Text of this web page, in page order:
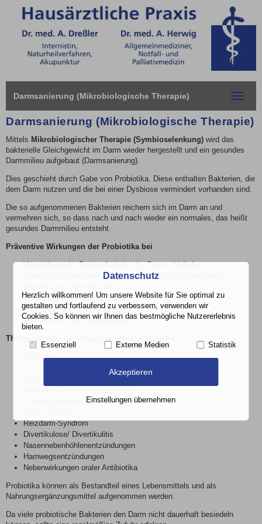
Darmsanierung (Mikrobiologische Therapie)
Toggle
Darmsanierung (Mikrobiologische Therapie)
Mittels Mikrobiologischer Therapie (Symbioselenkung) wird das
bakterielle Gleichgewicht im Darm wieder hergestellt und ein gesundes
Darmmilieu aufgebaut (Darmsanierung).
Dies geschieht durch Gabe von Probiotika. Diese enthalten Bakterien, die
dem Darm nutzen und die bei einer Dysbiose vermindert vorhanden sind.
Die so aufgenommenen Bakterien reichern sich im Darm an und
vermehren sich, so dass nach und nach wieder ein normales, das heißt
gesundes Darmmilieu entsteht.
Präventive Wirkungen der Probiotika bei
Verstärkung der Barrierefunktion der Darmschleimhaut
Virale Durchfallerkrankungen (z. B. Rota-Virus-Infektionen)
Krebsentstehung im Dickdarm
Vaginale Candida-Infektionen
Neurodermitis bei Neugeborenen
Therapeutische Wirkungen der Probiotika bei
Allergien
Symptomen der Lactoseintoleranz
Chronische Obstipation (Verstopfung)
Reizdarm-Syndrom
Divertikulose/ Divertikulitis
Nasennebenhöhlenentzündungen
Harnwegsentzündungen
Nebenwirkungen oraler Antibiotika
Probiotika können als Bestandteil eines Lebensmittels und als
Nahrungsergänzungsmittel aufgenommen werden.
Da viele probiotische Bakterien den Darm nicht dauerhaft besiedeln
Datenschutz
Herzlich willkommen! Um unsere Website für Sie optimal zu
gestalten und fortlaufend zu verbessern, verwenden wir
Cookies. So können wir Ihnen das bestmögliche Nutzererlebnis
bieten.
Essenziell Externe Medien Statistik
Akzeptieren
Einstellungen übernehmen